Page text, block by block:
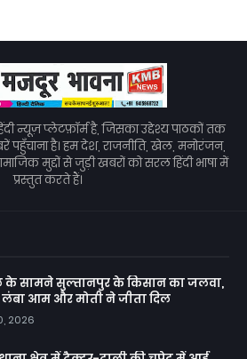
न्यूज़ प्लेटफ़ॉर्म है, जिसका उद्देश्य पाठकों तक
पहुँचाना है। हम देश, राजनीति, खेल, मनोरंजन,
मुद्दों से जुड़ी खबरों को सरल हिंदी भाषा में
प्रस्तुत करते हैं।
के सामने सुल्तानपुर के किसान का जलवा,
आम और मोती ने जीता दिल
2026